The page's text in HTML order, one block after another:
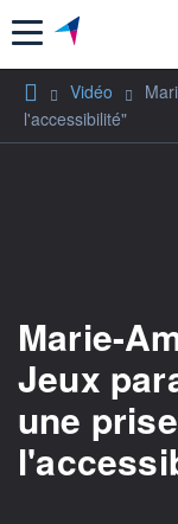
Menu
Vidéo
l'accessibilité"
Marie-
Jeux
une